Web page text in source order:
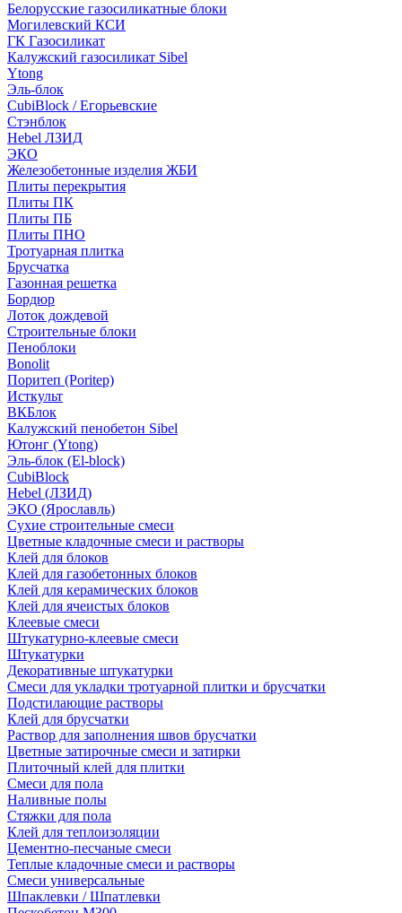
Белорусские газосиликатные блоки
Могилевский КСИ
ГК Газосиликат
Калужский газосиликат Sibel
Ytong
Эль-блок
CubiBlock / Егорьевские
Стэнблок
Hebel ЛЗИД
ЭКО
Железобетонные изделия ЖБИ
Плиты перекрытия
Плиты ПК
Плиты ПБ
Плиты ПНО
Тротуарная плитка
Брусчатка
Газонная решетка
Бордюр
Лоток дождевой
Строительные блоки
Пеноблоки
Bonolit
Поритеп (Poritep)
Исткульт
ВКБлок
Калужский пенобетон Sibel
Ютонг (Ytong)
Эль-блок (El-block)
CubiBlock
Hebel (ЛЗИД)
ЭКО (Ярославль)
Сухие строительные смеси
Цветные кладочные смеси и растворы
Клей для блоков
Клей для газобетонных блоков
Клей для керамических блоков
Клей для ячеистых блоков
Клеевые смеси
Штукатурно-клеевые смеси
Штукатурки
Декоративные штукатурки
Смеси для укладки тротуарной плитки и брусчатки
Подстилающие растворы
Клей для брусчатки
Раствор для заполнения швов брусчатки
Цветные затирочные смеси и затирки
Плиточный клей для плитки
Смеси для пола
Наливные полы
Стяжки для пола
Клей для теплоизоляции
Цементно-песчаные смеси
Теплые кладочные смеси и растворы
Смеси универсальные
Шпаклевки / Шпатлевки